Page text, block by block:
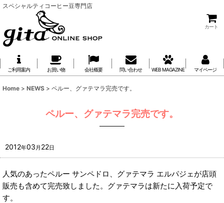
スペシャルティコーヒー豆専門店
カート
ご利用案内 お買い物 会社概要 問い合わせ WEB MAGAZINE マイページ
Home > NEWS > ペルー、グァテマラ完売です。
ペルー、グァテマラ完売です。
2012年03 月 22日
人気のあったペルー サンペドロ、グァテマラ エルパジェが店頭
販売も含めて完売致しました。グァテマラは新たに入荷予定で
す。